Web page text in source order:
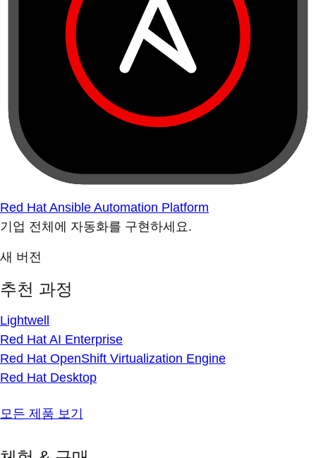
Red Hat Ansible Automation Platform
기업 전체에 자동화를 구현하세요.
새 버전
추천 과정
Lightwell
Red Hat AI Enterprise
Red Hat OpenShift Virtualization Engine
Red Hat Desktop
모든 제품 보기